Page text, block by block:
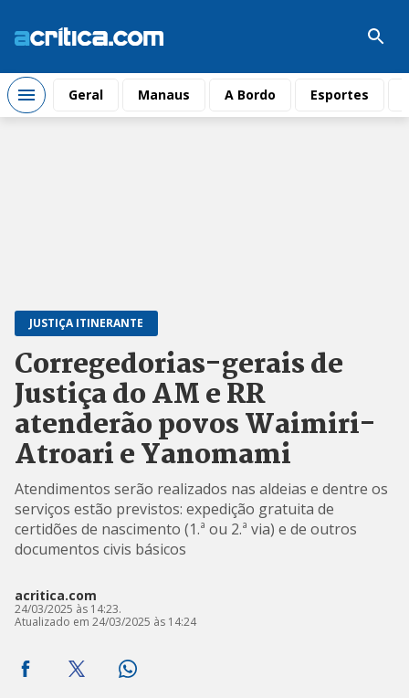
Geral Manaus A Bordo Esportes
JUSTIÇA ITINERANTE
Corregedorias-gerais de
Justiça do AM e RR
atenderão povos Waimiri-
Atroari e Yanomami
Atendimentos serão realizados nas aldeias e dentre os
serviços estão previstos: expedição gratuita de
certidões de nascimento (1.ª ou 2.ª via) e de outros
documentos civis básicos
acritica.com
24/03/2025 às 14:23.
Atualizado em 24/03/2025 às 14:24